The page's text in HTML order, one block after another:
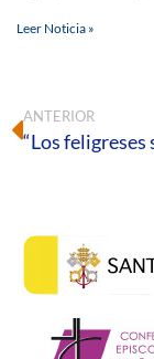
Leer Noticia »
ANTERIOR